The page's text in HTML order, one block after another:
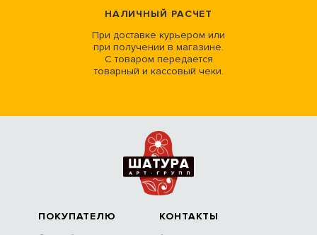
НАЛИЧНЫЙ РАСЧЕТ
При доставке курьером или
при получении в магазине.
С товаром передается
товарный и кассовый чеки.
ПОКУПАТЕЛЮ КОНТАКТЫ